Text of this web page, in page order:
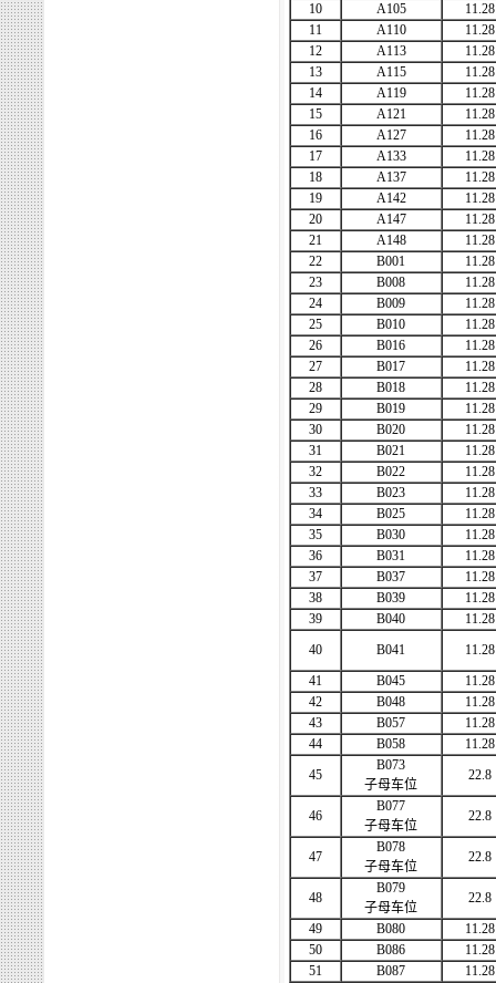
10
A105
11.28
11
A110
11.28
12
A113
11.28
13
A115
11.28
14
A119
11.28
15
A121
11.28
16
A127
11.28
17
A133
11.28
18
A137
11.28
19
A142
11.28
20
A147
11.28
21
A148
11.28
22
B001
11.28
23
B008
11.28
24
B009
11.28
25
B010
11.28
26
B016
11.28
27
B017
11.28
28
B018
11.28
29
B019
11.28
30
B020
11.28
31
B021
11.28
32
B022
11.28
33
B023
11.28
34
B025
11.28
35
B030
11.28
36
B031
11.28
37
B037
11.28
38
B039
11.28
39
B040
11.28
40
B041
11.28
41
B045
11.28
42
B048
11.28
43
B057
11.28
44
B058
11.28
45
B073
子母车位
22.8
46
B077
子母车位
22.8
47
B078
子母车位
22.8
48
B079
子母车位
22.8
49
B080
11.28
50
B086
11.28
51
B087 11.28